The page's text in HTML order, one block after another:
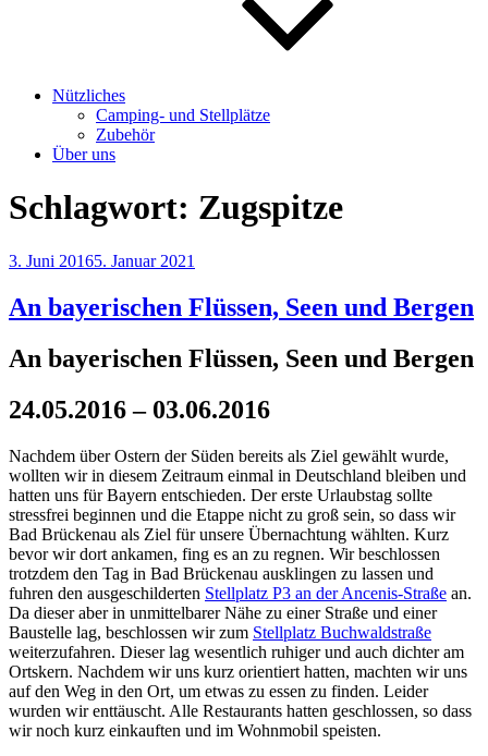
Nützliches
Camping- und Stellplätze
Zubehör
Über uns
Schlagwort: Zugspitze
Veröffentlicht
3. Juni 20165. Januar 2021
An bayerischen Flüssen, Seen und Bergen
An bayerischen Flüssen, Seen und Bergen
24.05.2016 – 03.06.2016
Nachdem über Ostern der Süden bereits als Ziel gewählt wurde,
wollten wir in diesem Zeitraum einmal in Deutschland bleiben und
hatten uns für Bayern entschieden. Der erste Urlaubstag sollte
stressfrei beginnen und die Etappe nicht zu groß sein, so dass wir
Bad Brückenau als Ziel für unsere Übernachtung wählten. Kurz
bevor wir dort ankamen, fing es an zu regnen. Wir beschlossen
trotzdem den Tag in Bad Brückenau ausklingen zu lassen und
fuhren den ausgeschilderten Stellplatz P3 an der Ancenis-Straße an.
Da dieser aber in unmittelbarer Nähe zu einer Straße und einer
Baustelle lag, beschlossen wir zum Stellplatz Buchwaldstraße
weiterzufahren. Dieser lag wesentlich ruhiger und auch dichter am
Ortskern. Nachdem wir uns kurz orientiert hatten, machten wir uns
auf den Weg in den Ort, um etwas zu essen zu finden. Leider
wurden wir enttäuscht. Alle Restaurants hatten geschlossen, so dass
wir noch kurz einkauften und im Wohnmobil speisten.